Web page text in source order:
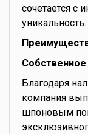
сочетается с
уникальность.
Благодаря
компания
шпоновым